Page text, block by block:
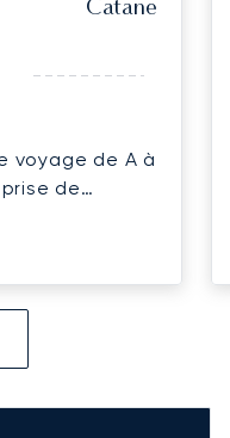
Catane
voyage de A à
de
dans